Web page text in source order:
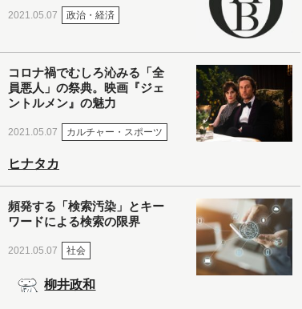
2021.05.07 政治・経済
コロナ禍でむしろ沁みる「全
員悪人」の祭典。映画『ジェ
ントルメン』の魅力
2021.05.07 カルチャー・スポーツ
ヒナタカ
頻発する「検索汚染」とキー
ワードによる検索の限界
2021.05.07 社会
柳井政和